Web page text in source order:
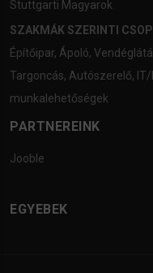
Stuttgarti Magyarok
SZAKMÁK SZERINTI
Építőipar, Ápoló,
Targoncás, Autószerelő,
munkalehetőségek
PARTNEREINK
Jooble
EGYEBEK